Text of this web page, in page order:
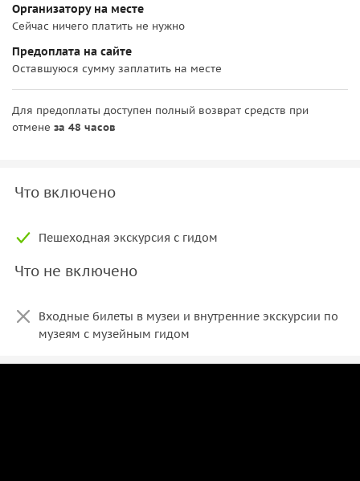
Организатору на месте
Сейчас ничего платить не нужно
Предоплата на сайте
Оставшуюся сумму заплатить на месте
Для предоплаты доступен полный возврат средств при
отмене за 48 часов
Что включено
Пешеходная экскурсия с гидом
Что не включено
Входные билеты в музеи и внутренние экскурсии по
музеям с музейным гидом